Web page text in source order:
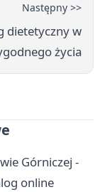
Następny >>
dietetyczny w
życia
Górniczej -
online